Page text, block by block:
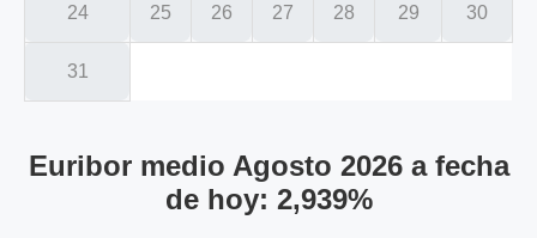
24 25 26 27 28 29 30
31
Euribor medio Agosto 2026a fecha
de hoy: 2,939%